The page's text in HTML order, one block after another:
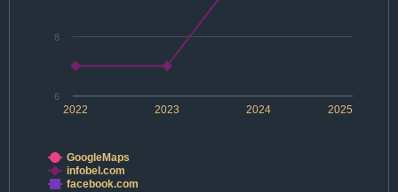
2022 2024
2023 2025
6
8
GoogleMaps
infobel.com
facebook.com